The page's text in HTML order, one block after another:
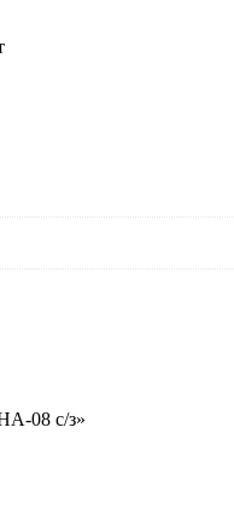
08 с/з»